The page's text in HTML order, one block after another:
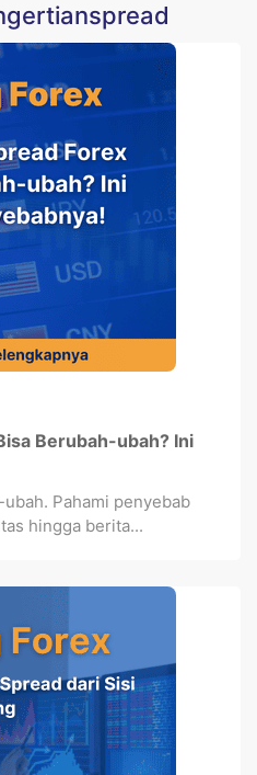
Berubah-ubah? Ini
Pahami penyebab
hingga berita...